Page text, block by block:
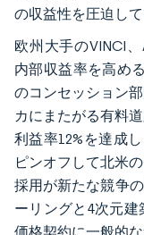
の収益性を圧迫して
欧州大手のVINCI
内部収益率を高め
のコンセッション
カにまたがる有料
利益率12%を達成
ピンオフして北米
採用が新たな競争
ーリングと4次元